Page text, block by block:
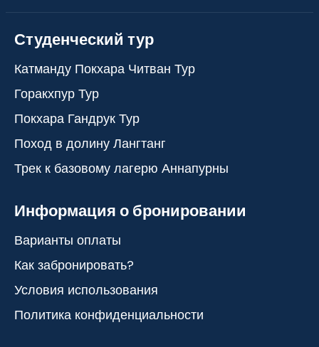
Студенческий тур
Катманду Покхара Читван Тур
Горакхпур Тур
Покхара Гандрук Тур
Поход в долину Лангтанг
Трек к базовому лагерю Аннапурны
Информация о бронировании
Варианты оплаты
Как забронировать?
Условия использования
Политика конфиденциальности